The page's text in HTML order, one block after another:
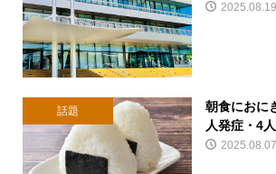
2025.08.19
話題
朝食におに
人発症・4
2025.08.07